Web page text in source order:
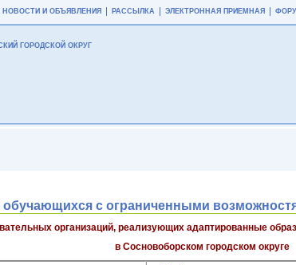
НОВОСТИ И ОБЪЯВЛЕНИЯ РАССЫЛКА ЭЛЕКТРОННАЯ ПРИЕМНАЯ
ГОРОДСКОЙ ОКРУГ
обучающихся с ограниченными
организаций, реализующих адаптированные
в Сосновоборском городском округе